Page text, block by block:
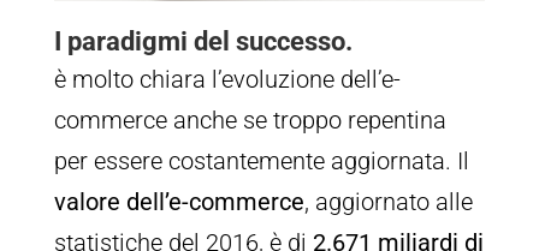
I paradigmi del successo.
è molto chiara l’evoluzione dell’e-
commerce anche se troppo repentina
per essere costantemente aggiornata. Il
valore dell’e-commerce, aggiornato alle
statistiche del 2016, è di 2.671 miliardi di